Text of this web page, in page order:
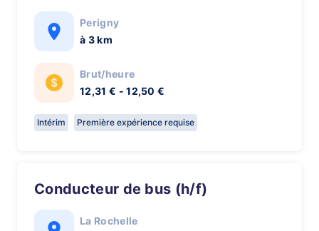
Perigny
à 3 km
Brut/heure
12,31 € - 12,50 €
Intérim Première expérience requise
Conducteur de bus (h/f)
La Rochelle